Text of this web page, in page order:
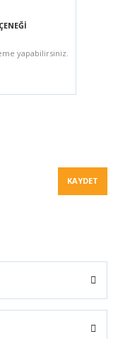
yapabilirsiniz.
KAYDET